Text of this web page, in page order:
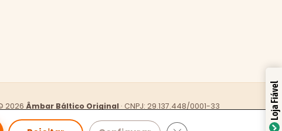
2026 Âmbar Báltico Original · CNPJ: 29.137.448/0001-33
Política de Privacidade
Trocas e Devoluções
Loja Fiável